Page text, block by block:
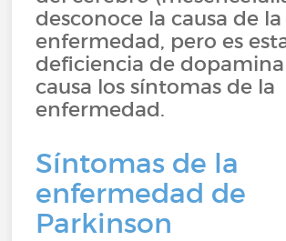
desconoce la causa de la
enfermedad, pero es
deficiencia de
causa los síntomas de la
enfermedad.
Síntomas de la
enfermedad de
Parkinson